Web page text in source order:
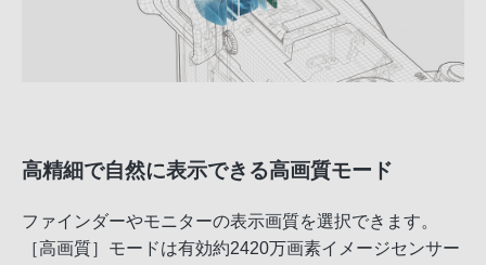
高精細で自然に表示できる高画質モード
ファインダーやモニターの表示画質を選択できます。
［高画質］モードは有効約2420万画素イメージセンサー